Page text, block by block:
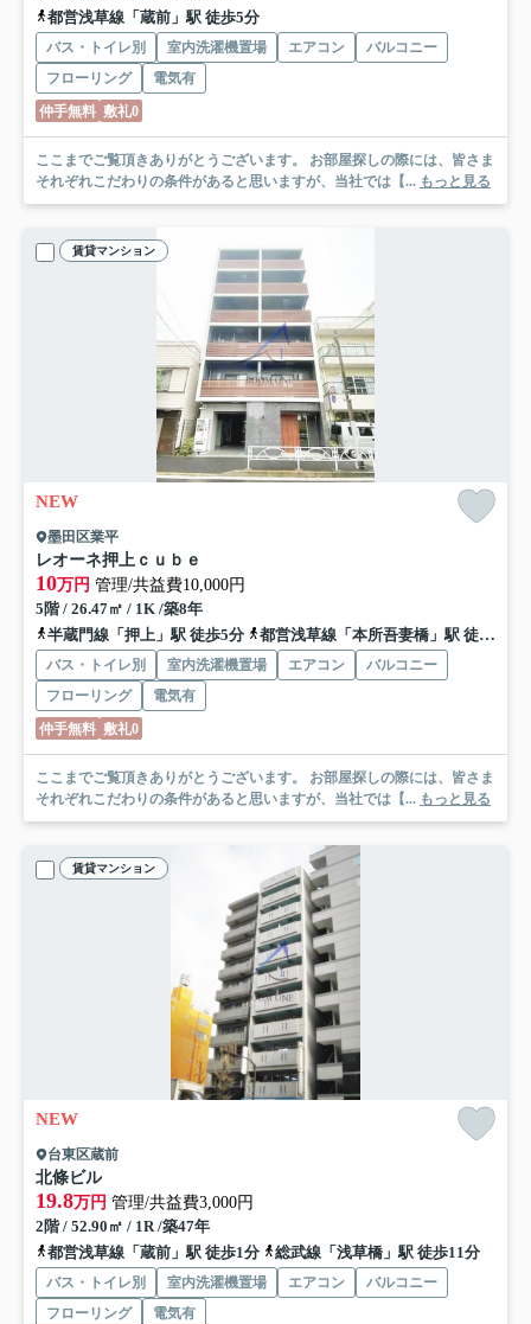
都営浅草線「蔵前」駅 徒歩5分
バス・トイレ別 室内洗濯機置場 エアコン
バルコニー
フローリング
電気有
仲手無料 敷礼0
ここまでご覧頂きありがとうございます。 お部屋探しの際には、皆さま
それぞれこだわりの条件があると思いますが、当社では【... もっと見る
賃貸マンション
NEW
墨田区業平
レオーネ押上ｃｕｂｅ
10万円 管理/共益費10,000円
5階 / 26.47㎡ / 1K /築8年
半蔵門線「押上」駅 徒歩5分
都営浅草線「本所吾妻橋」駅 徒歩17分
バス・トイレ別 室内洗濯機置場 エアコン
バルコニー
フローリング
電気有
仲手無料 敷礼0
ここまでご覧頂きありがとうございます。 お部屋探しの際には、皆さま
それぞれこだわりの条件があると思いますが、当社では【... もっと見る
賃貸マンション
NEW
台東区蔵前
北條ビル
19.8万円 管理/共益費3,000円
2階 / 52.90㎡ / 1R /築47年
都営浅草線「蔵前」駅 徒歩1分
総武線「浅草橋」駅 徒歩11分
バス・トイレ別 室内洗濯機置場 エアコン
バルコニー
フローリング
電気有